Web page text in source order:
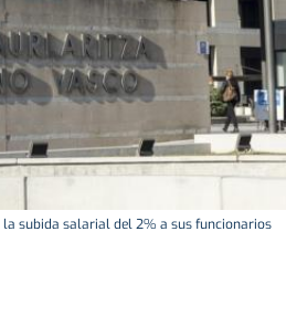
la subida salarial del 2% a sus funcionarios